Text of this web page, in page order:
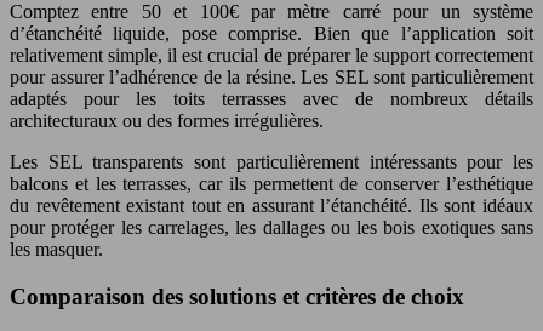
Comptez entre 50 et 100€ par mètre carré pour un système
d’étanchéité liquide, pose comprise. Bien que l’application soit
relativement simple, il est crucial de préparer le support correctement
pour assurer l’adhérence de la résine. Les SEL sont particulièrement
adaptés pour les toits terrasses avec de nombreux détails
architecturaux ou des formes irrégulières.
Les SEL transparents sont particulièrement intéressants pour les
balcons et les terrasses, car ils permettent de conserver l’esthétique
du revêtement existant tout en assurant l’étanchéité. Ils sont idéaux
pour protéger les carrelages, les dallages ou les bois exotiques sans
les masquer.
Comparaison des solutions et critères de choix